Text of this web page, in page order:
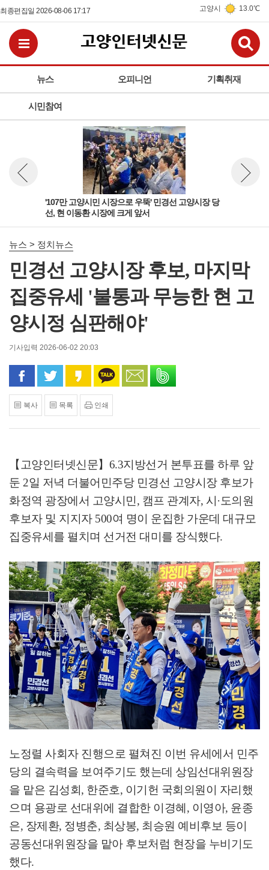
최종편집일 2026-08-06 17:17 고양시 13.0℃
뉴스 오피니언 기획취재
시민참여
전체메뉴보기
'107만 고양시민 시장으로 우뚝' 민경선 고양시장 당
선, 현 이동환 시장에 크게 앞서
뉴스 이전보기
뉴스 > 정치뉴스
민경선 고양시장 후보, 마지막
집중유세 '불통과 무능한 현 고
양시정 심판해야'
기사입력 2026-06-02 20:03
페이스북으로 공유
트위터로 공유카카오 스토리로 공유
카카오톡으로 공유
문자로 공유
복사 목록 인쇄
【고양인터넷신문】 6.3지방선거 본투표를 하루 앞
둔 2일 저녁 더불어민주당 민경선 고양시장 후보가
화정역 광장에서 고양시민, 캠프 관계자, 시 ·도의원
후보자 및 지지자 500여 명이 운집한 가운데 대규모
집중유세를 펼치며 선거전 대미를 장식했다.
노정렬 사회자 진행으로 펼쳐진 이번 유세에서 민주
당의 결속력을 보여주기도 했는데 상임선대위원장
을 맡은 김성회, 한준호, 이기헌 국회의원이 자리했
으며 용광로 선대위에 결합한 이경혜, 이영아, 윤종
은, 장제환, 정병춘, 최상봉, 최승원 예비후보 등이
공동선대위원장을 맡아 후보처럼 현장을 누비기도
했다.